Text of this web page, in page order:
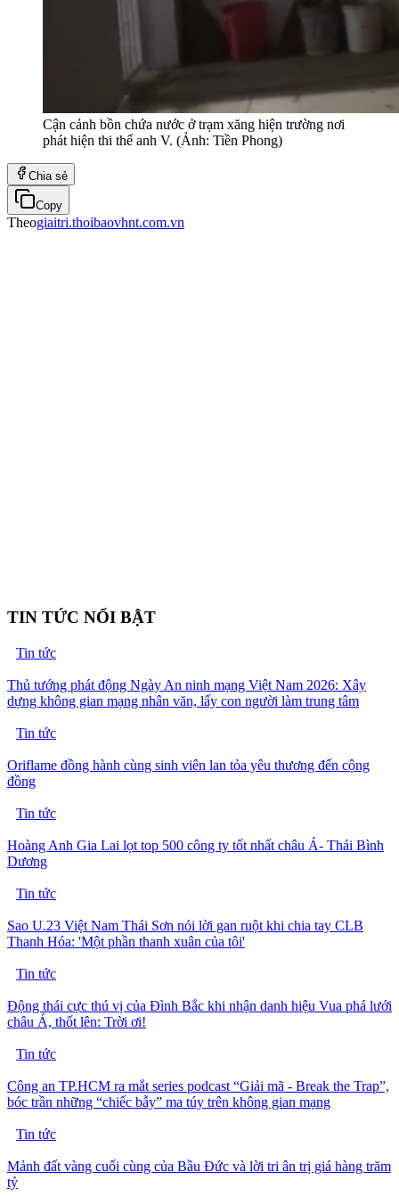
Cận cảnh bồn chứa nước ở trạm xăng hiện trường nơi
phát hiện thi thể anh V. (Ảnh: Tiền Phong)
Chia sẻ
Copy
Theogiaitri.thoibaovhnt.com.vn
TIN TỨC NỔI BẬT
Tin tức
Thủ tướng phát động Ngày An ninh mạng Việt Nam 2026: Xây
dựng không gian mạng nhân văn, lấy con người làm trung tâm
Tin tức
Oriflame đồng hành cùng sinh viên lan tỏa yêu thương đến cộng
đồng
Tin tức
Hoàng Anh Gia Lai lọt top 500 công ty tốt nhất châu Á- Thái Bình
Dương
Tin tức
Sao U.23 Việt Nam Thái Sơn nói lời gan ruột khi chia tay CLB
Thanh Hóa: 'Một phần thanh xuân của tôi'
Tin tức
Động thái cực thú vị của Đình Bắc khi nhận danh hiệu Vua phá lưới
châu Á, thốt lên: Trời ơi!
Tin tức
Công an TP.HCM ra mắt series podcast “Giải mã - Break the Trap”,
bóc trần những “chiếc bẫy” ma túy trên không gian mạng
Tin tức
Mảnh đất vàng cuối cùng của Bầu Đức và lời tri ân trị giá hàng trăm
tỷ